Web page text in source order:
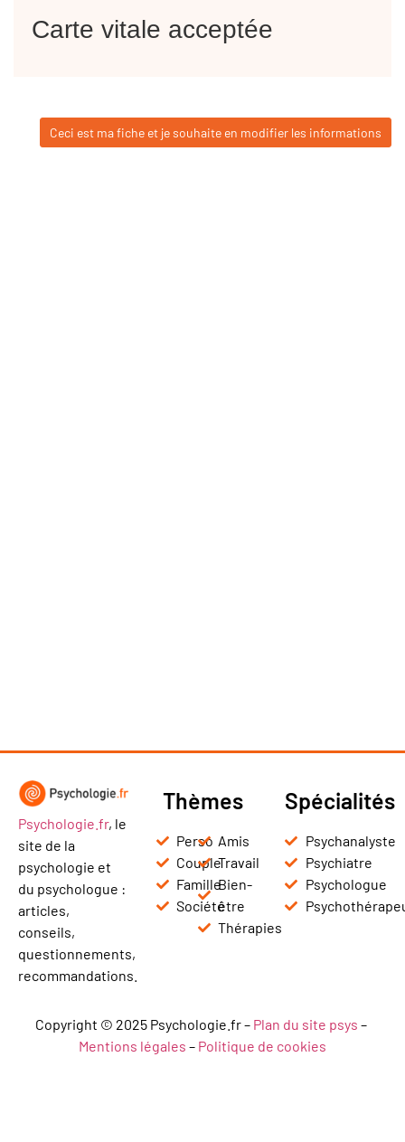
Carte vitale acceptée
Ceci est ma fiche et je souhaite en modifier les informations
Psychologie.fr, le
site de la
psychologie et
du psychologue :
articles,
conseils,
questionnements,
recommandations.
Thèmes
Perso
Couple
Famille
Société
Amis
Travail
Bien-
être
Thérapies
Spécialités
Psychanalyste
Psychiatre
Psychologue
Copyright © 2025 Psychologie.fr – Plan du site psys –
Mentions légales – Politique de cookies